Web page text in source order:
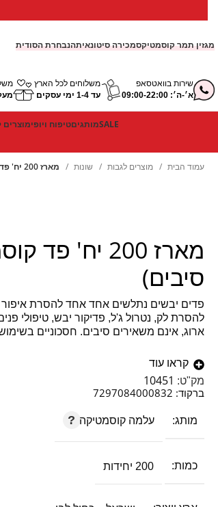
מגזין תמר קוסמטיקסמכירה סיטונאיתהנבחרת הסודית
שירות בוואטסאפ
א׳-ה׳: 09:00-22:00
משלוחים לכל הארץ
עד 1-4 ימי עסקים
מעל 349
SALEמותגיםטיפוח ויופימוצרים
עמוד הבית מוצרים לגבות שונות מארז 200 יח' פד קוסמטי (עם סיבים)
מארז 200 יח'
סיבים)
פדים יבשים נתלשים אחד אחד להסרת איפור
להסרת לק, נטרול ג'ל, פדיקור יבש, טיפולי
ארוג, אינם משאירים סיבים. חסכוניים
קראו עוד
מק"ט: 10451
ברקוד:
מותג עלמה קוסמטיקה
כמות 200 יחידות